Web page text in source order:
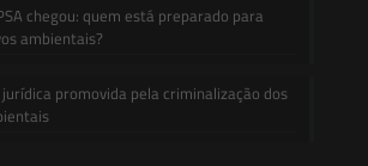
chegou: quem está preparado para
ambientais?
promovida pela criminalização dos